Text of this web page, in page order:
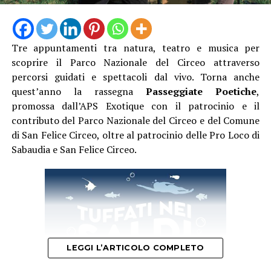
Camminando nel borgo si incroceranno proposte
artistiche per tutti i gusti. Presso l’Infermeria dei
Conversi andrà in scena lo spettacolo di teatro-danza
“Le Donne del Fuoco” a cura di Piedi Scalzi, un’opera
intensa ispirata all’universo femminile medievale,
mentre la Grande Arena si accenderà con le maestose
esibizioni di danza con il fuoco e teatro fisico della
compagnia Una Lamp.
Una delle grandi novità di questa edizione sarà la visita
straordinaria del laghetto nel Giardino degli Ulivi del
stile rinascimentale che farà da sfondo agli spettacoli di
danza aerea “Anima Antiqua”, agli avvincenti duelli di
Tre appuntamenti tra natura, teatro e musica per
scoprire il Parco Nazionale del Circeo attraverso
percorsi guidati e spettacoli dal vivo. Torna anche
quest’anno la rassegnaPasseggiate Poetiche,
promossa dall’APS Exotique con il patrocinio e il
contributo del Parco Nazionale del Circeo e del Comune
di San Felice Circeo, oltre al patrocinio delle Pro Loco di
Sabaudia e San Felice Circeo.
LEGGI L’ARTICOLO COMPLETO